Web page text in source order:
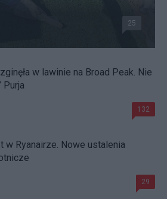
25
w lawinie na Broad Peak. Nie
Purja
132
w Ryanairze. Nowe ustalenia
29